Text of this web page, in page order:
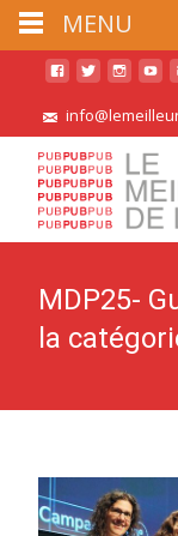
MDP25-
la
MENU